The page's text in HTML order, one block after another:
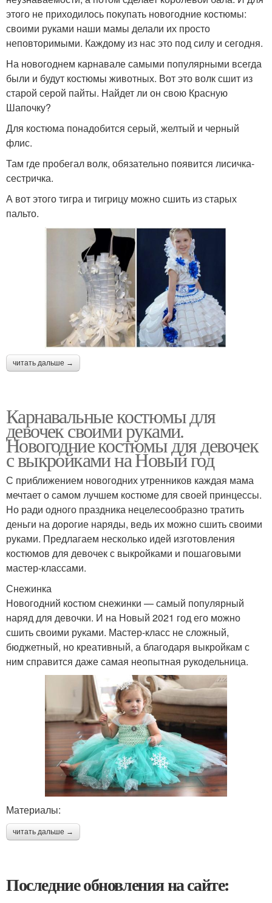
этого не приходилось покупать новогодние костюмы:
своими руками наши мамы делали их просто
неповторимыми. Каждому из нас это под силу и сегодня.
На новогоднем карнавале самыми популярными всегда
были и будут костюмы животных. Вот это волк сшит из
старой серой пайты. Найдет ли он свою Красную
Шапочку?
Для костюма понадобится серый, желтый и черный
флис.
Там где пробегал волк, обязательно появится лисичка-
сестричка.
А вот этого тигра и тигрицу можно сшить из старых
пальто.
читать дальше →
Карнавальные костюмы для
девочек своими руками.
Новогодние костюмы для девочек
с выкройками на Новый год
С приближением новогодних утренников каждая мама
мечтает о самом лучшем костюме для своей принцессы.
Но ради одного праздника нецелесообразно тратить
деньги на дорогие наряды, ведь их можно сшить своими
руками. Предлагаем несколько идей изготовления
костюмов для девочек с выкройками и пошаговыми
мастер-классами.
Снежинка
Новогодний костюм снежинки — самый популярный
наряд для девочки. И на Новый 2021 год его можно
сшить своими руками. Мастер-класс не сложный,
бюджетный, но креативный, а благодаря выкройкам с
ним справится даже самая неопытная рукодельница.
Материалы:
читать дальше →
Последние обновления на сайте: